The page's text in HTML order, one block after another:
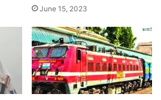
June 15, 2023